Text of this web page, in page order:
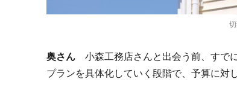
奥さん 小森工務店さんと出会う前、すで
プランを具体化していく段階で、予算に対